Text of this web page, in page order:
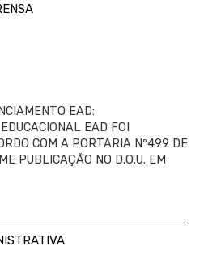
EAD:
EAD FOI
COM A PORTARIA Nº499 DE
PUBLICAÇÃO NO D.O.U. EM